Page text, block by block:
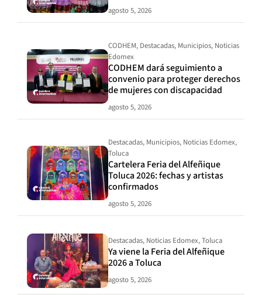
agosto 5, 2026
CODHEM, Destacadas, Municipios, Noticias
Edomex
CODHEM dará seguimiento a
convenio para proteger derechos
de mujeres con discapacidad
agosto 5, 2026
Destacadas, Municipios, Noticias Edomex,
Toluca
Cartelera Feria del Alfeñique
Toluca 2026: fechas y artistas
confirmados
agosto 5, 2026
Destacadas, Noticias Edomex,Toluca
Ya viene la Feria del Alfeñique
2026 a Toluca
agosto 5, 2026